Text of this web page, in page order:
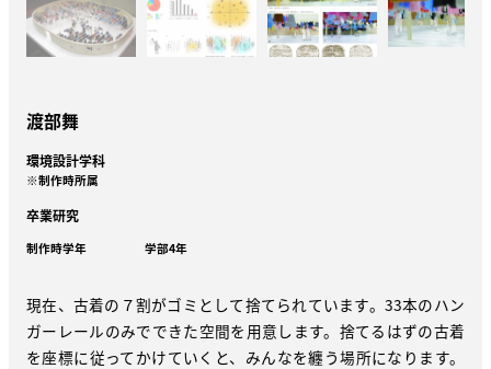
渡部舞
環境設計学科
※制作時所属
卒業研究
制作時学年 学部4年
現在、古着の７割がゴミとして捨てられています。33本のハン
ガーレールのみでできた空間を用意します。捨てるはずの古着
を座標に従ってかけていくと、みんなを纏う場所になります。